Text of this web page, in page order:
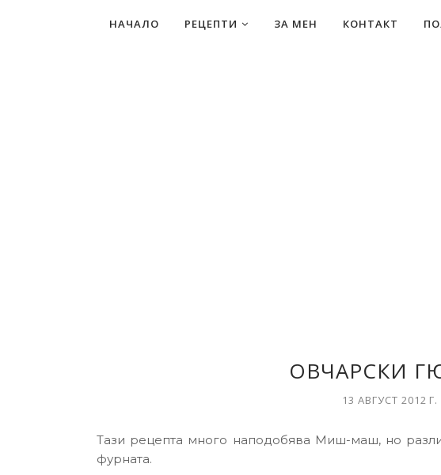
НАЧАЛО РЕЦЕПТИ ЗА МЕН КОНТАКТ
ОВЧАРСКИ
13 АВГУСТ 2012 Г.
Тази рецепта много наподобява Миш-маш, но
фурната.